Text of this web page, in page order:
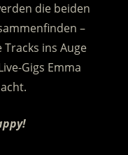
die beiden
–
ins Auge
Gigs Emma